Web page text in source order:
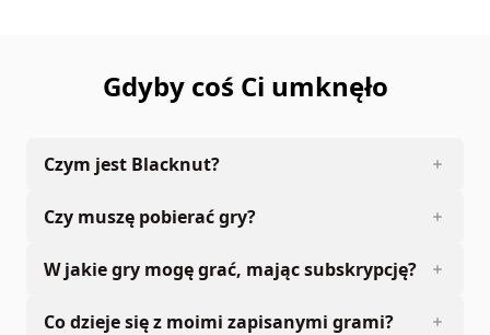
work that forms part of this product is prohibited.
Developed and published by DTG. The full credit list can
Gdyby coś Ci umknęło
Czym jest Blacknut?
Czy muszę pobierać gry?
W jakie gry mogę grać, mając subskrypcję?
Co dzieje się z moimi zapisanymi grami?